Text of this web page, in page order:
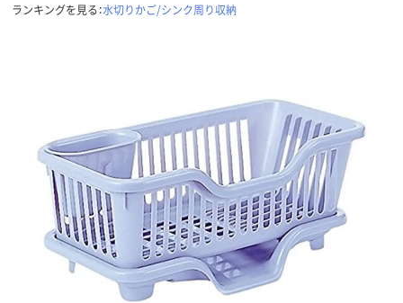
ランキングを見る：水切りかご/シンク周り収納